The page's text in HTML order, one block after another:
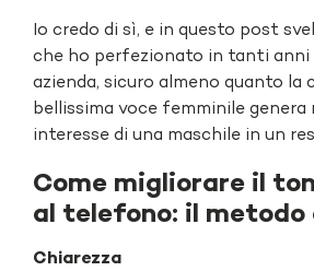
Io credo di sì, e in questo post
che ho perfezionato in tanti anni
azienda, sicuro almeno quanto la
bellissima voce femminile genera
interesse di una maschile in un
Come migliorare il
al telefono: il metodo
Chiarezza